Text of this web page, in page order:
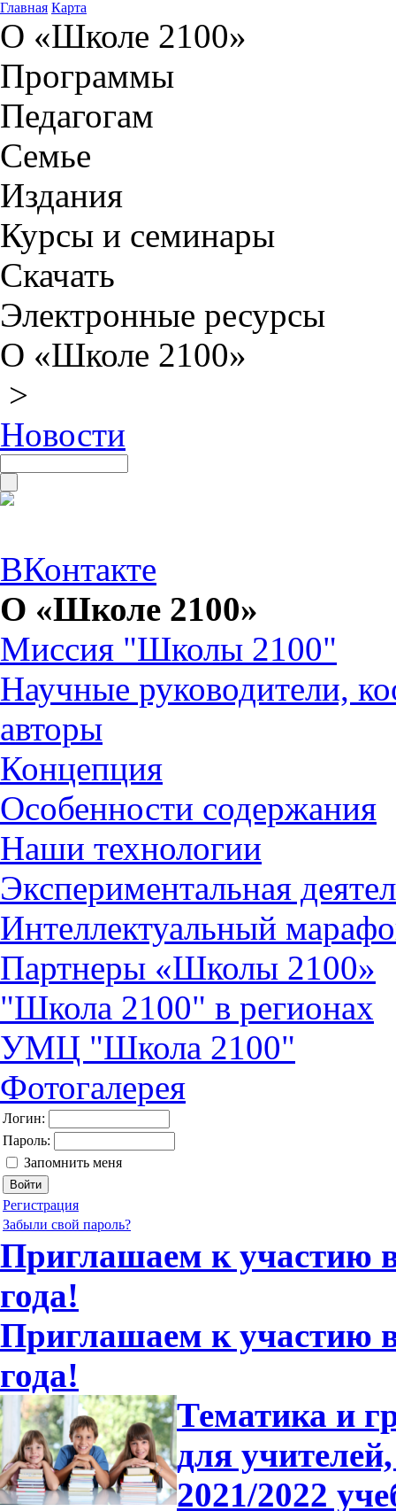
Главная Карта
О «Школе 2100»
Программы
Педагогам
Семье
Издания
Курсы и семинары
Скачать
Электронные ресурсы
О «Школе 2100»
>
Новости
ВКонтакте
О «Школе 2100»
Миссия "Школы 2100"
Научные руководители,
авторы
Концепция
Особенности содержания
Наши технологии
Экспериментальная
Интеллектуальный
Партнеры «Школы 2100»
"Школа 2100" в регионах
УМЦ "Школа 2100"
Фотогалерея
Логин:
Пароль:
Запомнить меня
Регистрация
Забыли свой пароль?
Приглашаем к участию в
года!
Приглашаем к участию в
года!
Тематика и
для
2021/2022